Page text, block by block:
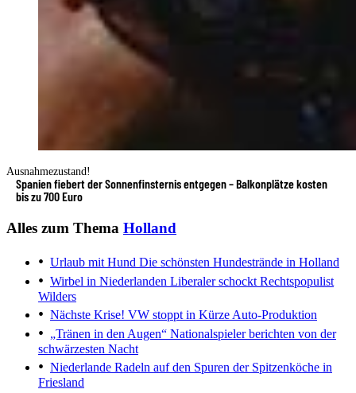
Ausnahmezustand!
Spanien fiebert der Sonnenfinsternis entgegen – Balkonplätze kosten
bis zu 700 Euro
Alles zum Thema Holland
Urlaub mit Hund Die schönsten Hundestrände in Holland
Wirbel in Niederlanden Liberaler schockt Rechtspopulist
Wilders
Nächste Krise! VW stoppt in Kürze Auto-Produktion
„Tränen in den Augen“ Nationalspieler berichten von der
schwärzesten Nacht
Niederlande Radeln auf den Spuren der Spitzenköche in
Friesland